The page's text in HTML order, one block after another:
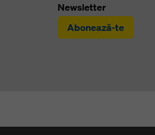
Newsletter
Abonează-te